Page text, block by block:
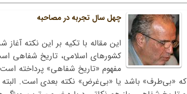
چهل سال تجربه در مصاحبه
این مقاله با تکیه بر این نکته
کشورهای اسلامی، تاریخ شفاهی
مفهوم «تاریخ شفاهی» پرداخته
که «بی‌طرف» باشد یا «بی‌غرض» نکته بعدی است. البته